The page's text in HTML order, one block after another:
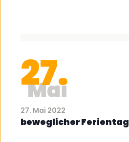
27.
Mai
27. Mai 2022
beweglicher Ferientag